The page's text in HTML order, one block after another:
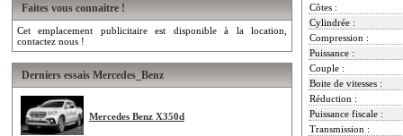
Faites vous connaitre !
Cet emplacement publicitaire est disponible à la location,
contactez nous !
Derniers essais Mercedes_Benz
Mercedes Benz X350d
Côtes :
Cylindrée :
Compression :
Puissance :
Couple :
Boite de vitesses :
Réduction :
Puissance fiscale :
Transmission :